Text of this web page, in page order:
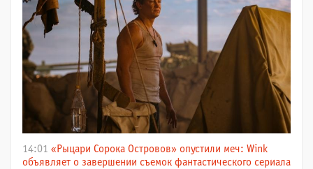
14:01 «Рыцари Сорока Островов» опустили меч: Wink
объявляет о завершении съемок фантастического сериала